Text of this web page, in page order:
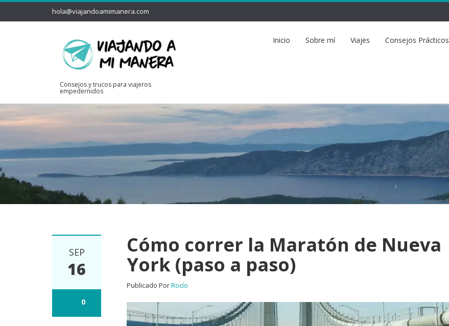
hola@viajandoamimanera.com
Consejos y trucos para viajeros
empedernidos
Inicio Sobre mí Viajes Consejos Prácticos
SEP
16
0
Cómo correr la Maratón de Nueva
York (paso a paso)
Publicado PorRocío